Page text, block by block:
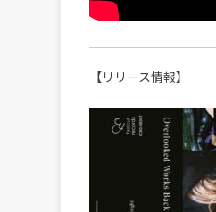
【リリース情報】